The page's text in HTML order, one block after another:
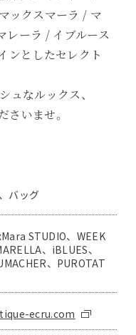
ックスマーラ / マ
レーラ / イブルース
ンとしたセレクト
ュなルックス、
いませ。
バッグ
STUDIO、WEEK
、iBLUES、
、PUROTAT
ecru.com